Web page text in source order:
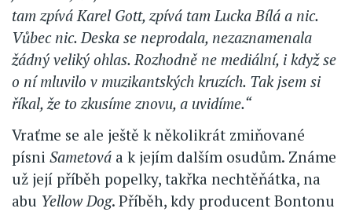
tam zpívá Karel Gott, zpívá tam Lucka Bílá a nic.
Vůbec nic. Deska se neprodala, nezaznamenala
žádný veliký ohlas. Rozhodně ne mediální, i když se
o ní mluvilo v muzikantských kruzích. Tak jsem si
říkal, že to zkusíme znovu, a uvidíme.“
Vraťme se ale ještě k několikrát zmiňované
písni Sametová a k jejím dalším osudům. Známe
už její příběh popelky, takřka nechtěňátka, na
abu Yellow Dog. Příběh, kdy producent Bontonu